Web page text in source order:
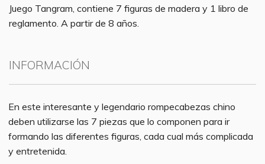
Juego Tangram, contiene 7 figuras de madera y 1 libro de
reglamento. A partir de 8 años.
INFORMACIÓN
En este interesante y legendario rompecabezas chino
deben utilizarse las 7 piezas que lo componen para ir
formando las diferentes figuras, cada cual más complicada
y entretenida.